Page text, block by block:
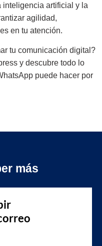
inteligencia artificial y la
agilidad,
en tu atención.
tu comunicación digital?
y descubre todo lo
puede hacer por
más